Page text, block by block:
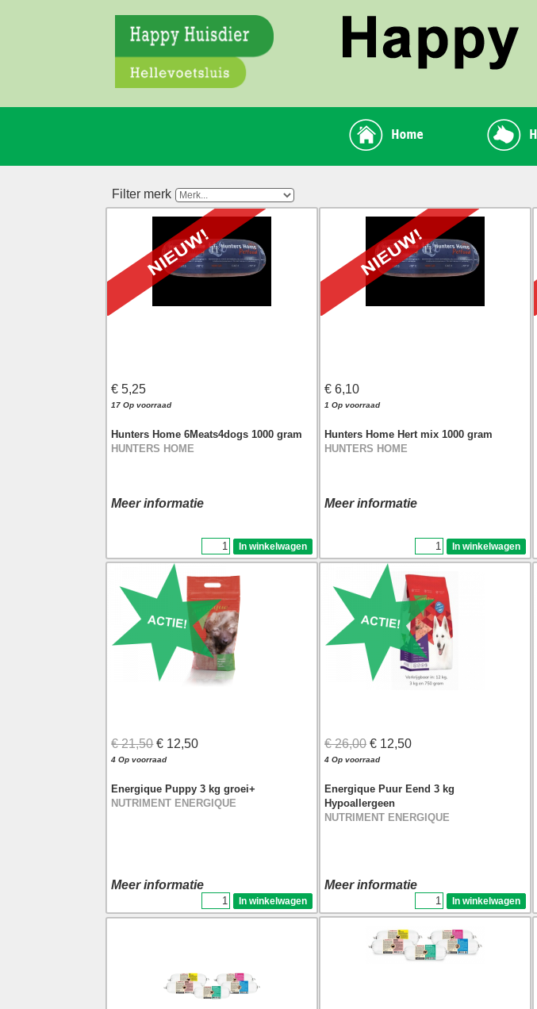
Filter merk
€ 5,25
17 Op voorraad
Hunters Home 6Meats4dogs 1000 gram
HUNTERS HOME
Meer informatie
€ 6,10
1 Op voorraad
Hunters Home Hert mix 1000 gram
HUNTERS HOME
Meer informatie
€ 21,50 € 12,50
4 Op voorraad
Energique Puppy 3 kg groei+
NUTRIMENT ENERGIQUE
Meer informatie
€ 26,00 € 12,50
4 Op voorraad
Energique Puur Eend 3 kg
Hypoallergeen
NUTRIMENT ENERGIQUE
Meer informatie